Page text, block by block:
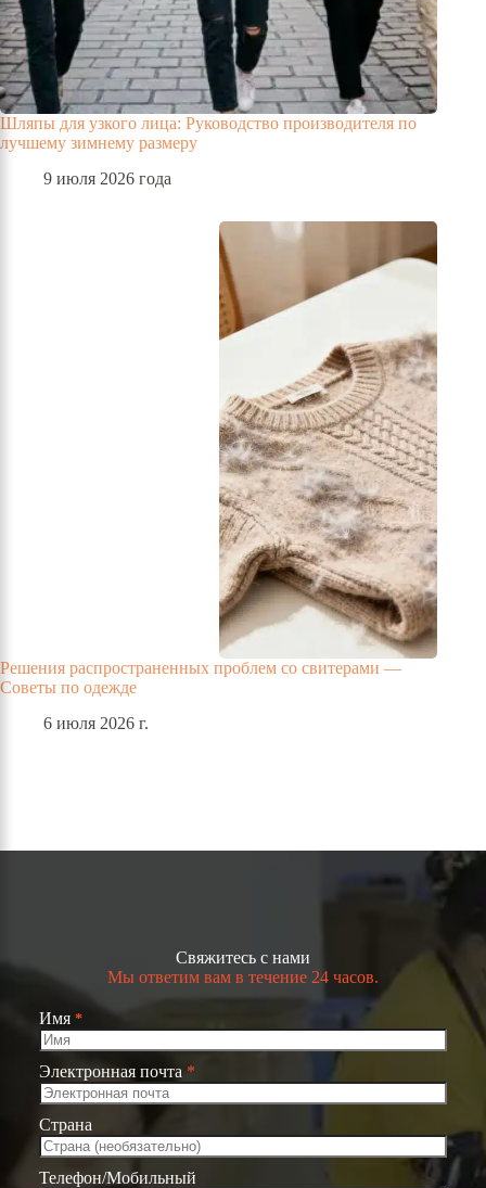
Шляпы для узкого лица: Руководство производителя по
лучшему зимнему размеру
9 июля 2026 года
Решения распространенных проблем со свитерами —
Советы по одежде
6 июля 2026 г.
Свяжитесь с нами
Мы ответим вам в течение 24 часов.
Имя *
Электронная почта *
Страна
Телефон/Мобильный